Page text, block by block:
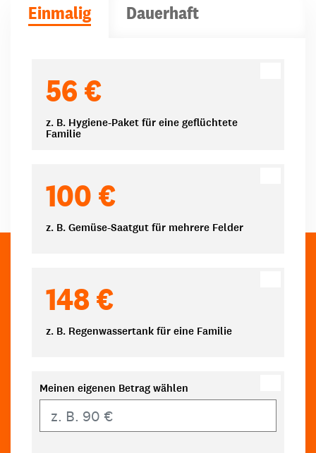
Einmalig Dauerhaft
56 €
z. B. Hygiene-Paket für eine geflüchtete
Familie
100 €
z. B. Gemüse-Saatgut für mehrere Felder
148 €
z. B. Regenwassertank für eine Familie
Meinen eigenen Betrag wählen